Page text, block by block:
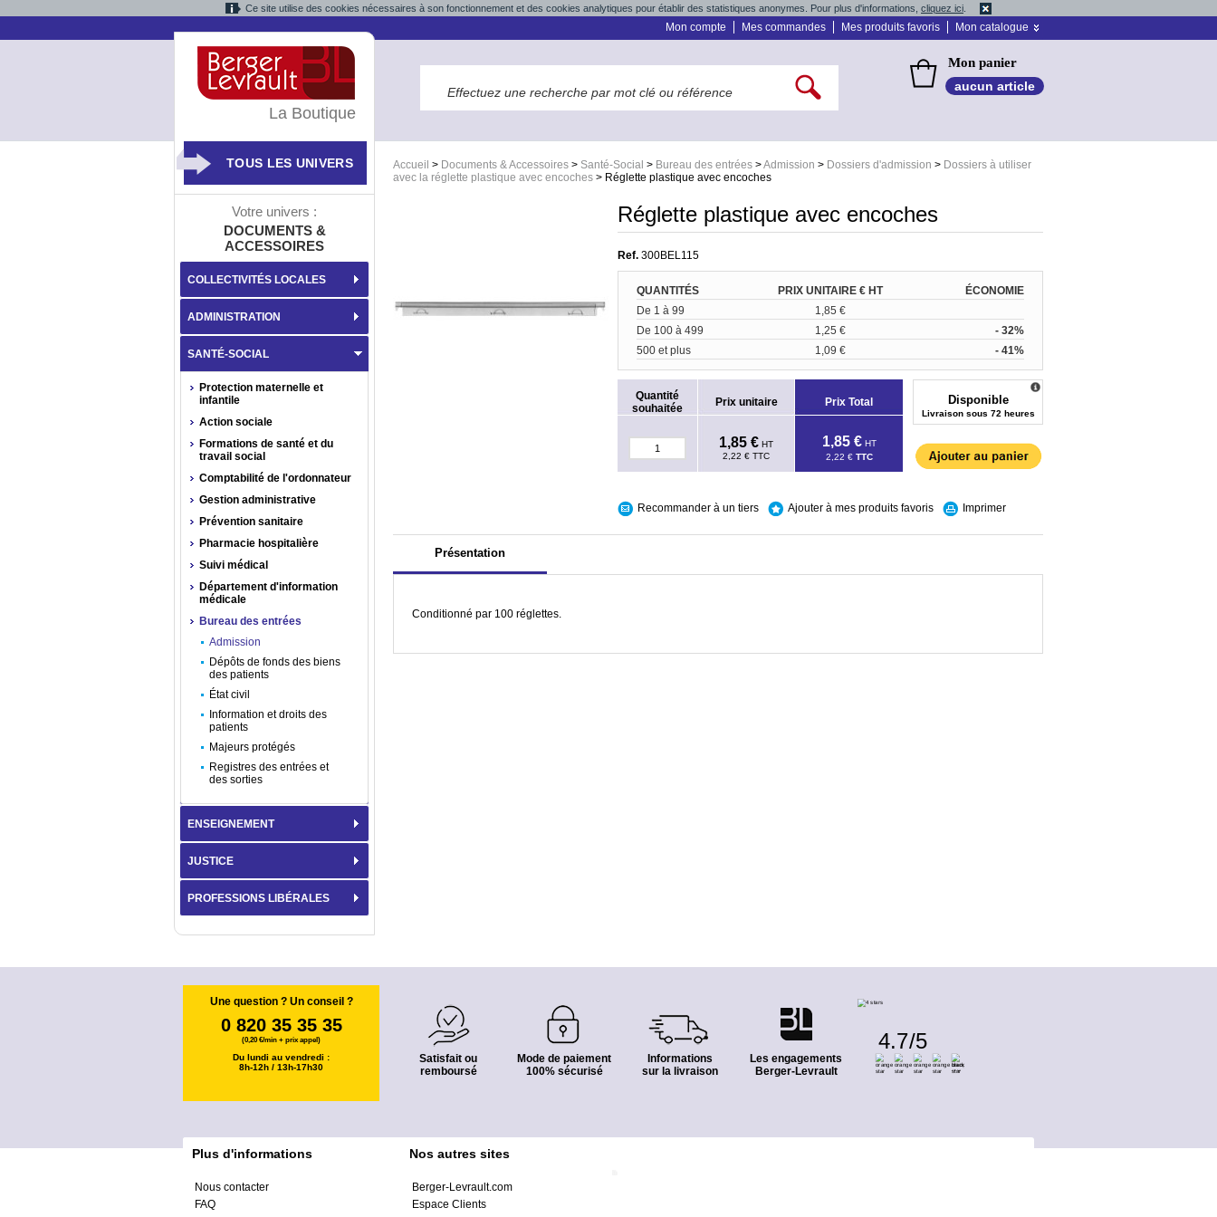
Ce site utilise des cookies nécessaires à son fonctionnement et des cookies analytiques pour établir des statistiques anonymes. Pour plus d'informations, cliquez ici
Mon compte Mes commandes Mes produits favoris Mon catalogue
Mon panier
aucun article
Accueil > Documents & Accessoires > Santé-Social > Bureau des entrées >Admission > Dossiers d'admission > Dossiers à utiliser
avec la réglette plastique avec encoches > Réglette plastique avec encoches
Réglette plastique avec encoches
Ref. 300BEL115
QUANTITÉS PRIX UNITAIRE € HT
ÉCONOMIE
De 1 à 99
1,85 €
De 100 à 499
1,25 €
- 32%
500 et plus
1,09 € - 41%
Quantité
souhaitée
Prix unitaire Prix Total
1,85 € HT
2,22 € TTC
1,85 € HT
2,22 € TTC
Disponible
Livraison sous 72 heures
Recommander à un tiers Ajouter à mes produits favoris Imprimer
Présentation
Conditionné par 100 réglettes.
La Boutique
TOUS LES UNIVERS
Votre univers :
DOCUMENTS &
ACCESSOIRES
COLLECTIVITÉS LOCALES
ADMINISTRATION
SANTÉ-SOCIAL
Protection maternelle et
infantile
Action sociale
Formations de santé et du
travail social
Comptabilité de l'ordonnateur
Gestion administrative
Prévention sanitaire
Pharmacie hospitalière
Suivi médical
Département d'information
médicale
Bureau des entrées
Admission
Dépôts de fonds des biens
des patients
État civil
Information et droits des
patients
Majeurs protégés
Registres des entrées et
des sorties
ENSEIGNEMENT
JUSTICE
PROFESSIONS LIBÉRALES
Une question ? Un conseil ?
0 820 35 35 35
(0,20 €/min + prix appel)
Du lundi au vendredi :
8h-12h / 13h-17h30
Satisfait ou
remboursé
Mode de paiement
100% sécurisé
Informations
sur la livraison
Les engagements
Berger-Levrault
4.7/5
Plus d'informations
Nous contacter
FAQ
Nos autres sites
Berger-Levrault.com
Espace Clients